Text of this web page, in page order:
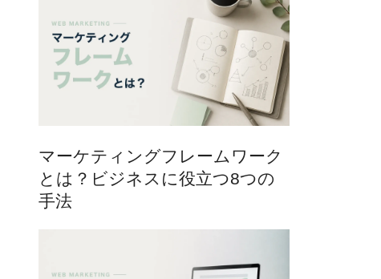
マーケティングフレームワーク
とは？ビジネスに役立つ8つの
手法